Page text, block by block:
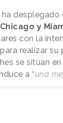
y
con la
realizar su
se sitúan
a “una